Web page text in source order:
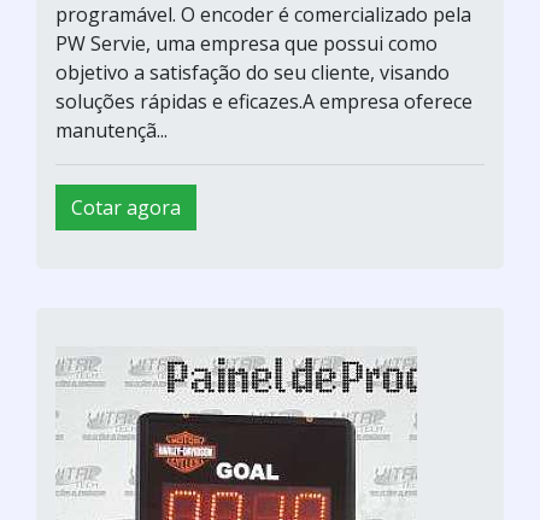
programável. O encoder é comercializado pela
PW Servie, uma empresa que possui como
objetivo a satisfação do seu cliente, visando
soluções rápidas e eficazes.A empresa oferece
manutençã...
Cotar agora